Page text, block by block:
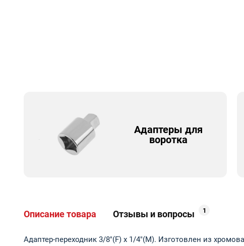
Адаптеры для
воротка
Описание товара Отзывы и вопросы 1
Адаптер-переходник 3/8"(F) x 1/4"(M). Изготовлен из